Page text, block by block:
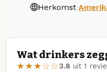
Herkomst
Wat drinkers
★★★☆☆3.8 uit 1